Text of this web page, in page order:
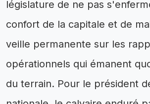
législature de ne pas
confort de la capitale et de
veille permanente sur les
opérationnels qui émanent
du terrain. Pour le président